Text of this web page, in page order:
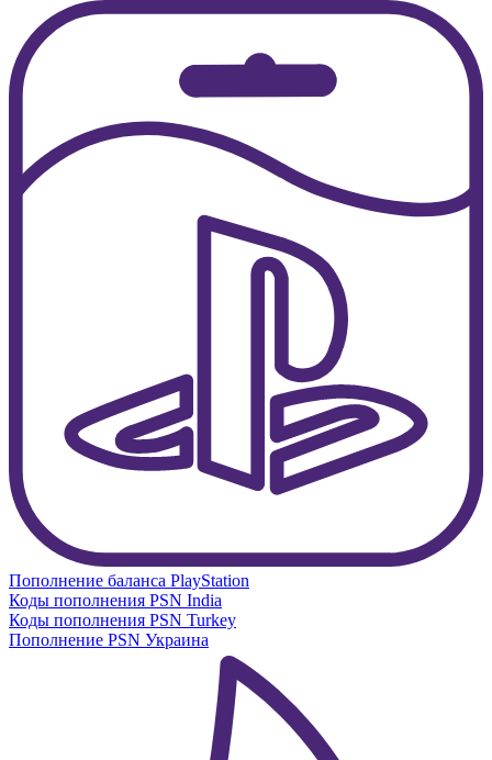
Пополнение баланса PlayStation
Коды пополнения PSN India
Коды пополнения PSN Turkey
Пополнение PSN Украина